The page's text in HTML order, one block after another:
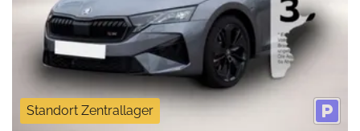
Standort Zentrallager